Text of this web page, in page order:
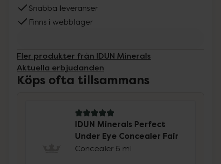
Snabba leveranser
Finns i webblager
Fler produkter från IDUN Minerals
Aktuella erbjudanden
Köps ofta tillsammans
5 av 5 i omdöme
IDUN Minerals Perfect
Under Eye Concealer Fair
Concealer 6 ml